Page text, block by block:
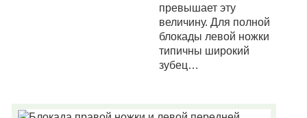
превышает эту
величину. Для полной
блокады левой ножки
типичны широкий
зубец…